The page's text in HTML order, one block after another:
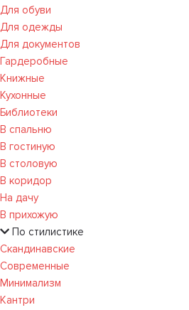
Для обуви
Для одежды
Для документов
Гардеробные
Книжные
Кухонные
Библиотеки
В спальню
В гостиную
В столовую
В коридор
На дачу
В прихожую
По стилистике
Скандинавские
Современные
Минимализм
Кантри